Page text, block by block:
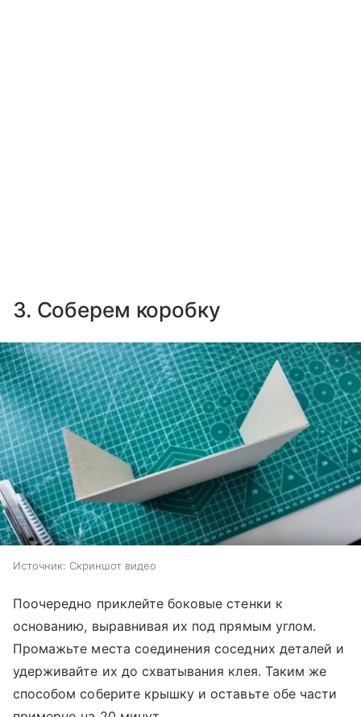
3. Соберем коробку
Источник: Скриншот видео
Поочередно приклейте боковые стенки к
основанию, выравнивая их под прямым углом.
Промажьте места соединения соседних деталей и
удерживайте их до схватывания клея. Таким же
способом соберите крышку и оставьте обе части